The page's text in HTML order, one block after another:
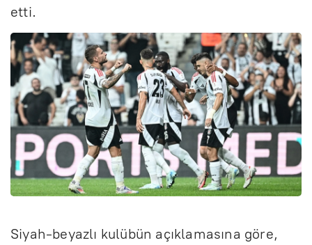
etti.
Siyah-beyazlı kulübün açıklamasına göre,